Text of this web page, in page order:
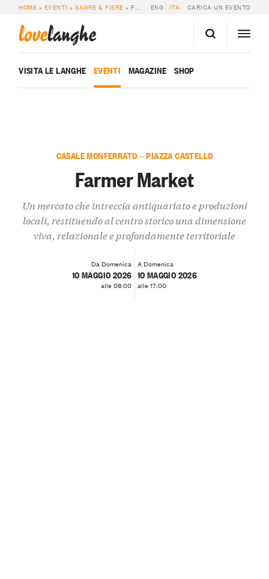
HOME » EVENTI »SAGRE & FIERE » FARMER MARKET ENG ITA CARICA UN EVENTO
lovelanghe
VISITA LE LANGHE EVENTI MAGAZINE SHOP
CASALE MONFERRATO — PIAZZA CASTELLO
Farmer Market
Un mercato che intreccia antiquariato e produzioni
locali, restituendo al centro storico una dimensione
viva, relazionale e profondamente territoriale
Da Domenica
10 MAGGIO 2026
alle 08:00
A Domenica
10 MAGGIO 2026
alle 17:00